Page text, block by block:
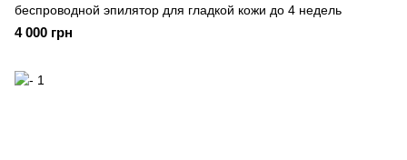
беспроводной эпилятор для гладкой кожи до 4 недель
4 000 грн